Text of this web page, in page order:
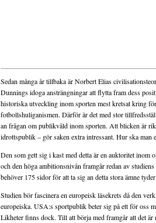
Sedan många år tillbaka är Norbert Elias
Dunnings idoga ansträngningar att flytta fram dess
historiska utveckling inom sporten mest kretsat kring
fotbollshuliganismen. Därför är det med stor
an frågan om publikvåld inom sporten. Att blicken är
idrottspublik – gör saken extra intressant. Hur ska man
Den som gett sig i kast med detta är en auktoritet
och den höga ambitionsnivån framgår redan av
behöver 175 sidor för att ta sig an detta stora ämne
Studien bör fascinera en europeisk läsekrets då den
europeiska. USA:s sportpublik beter sig på ett för oss
Likheter finns dock. Till att börja med framgår att det